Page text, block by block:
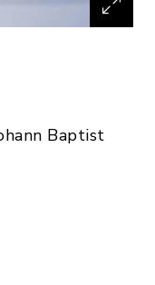
Baptist